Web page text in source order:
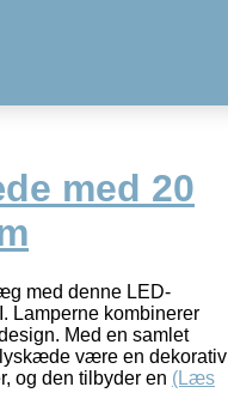
med 20
med denne LED-
Lamperne kombinerer
Med en samlet
være en dekorativ
og den tilbyder en (Læs